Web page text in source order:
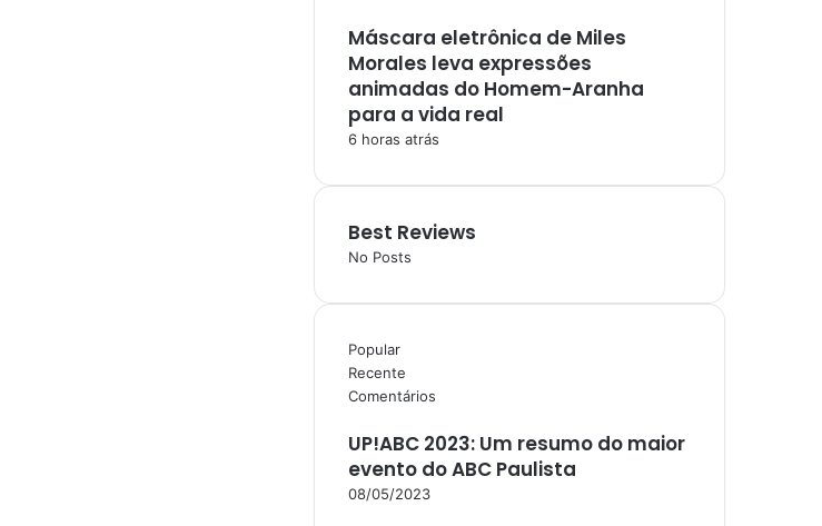
Máscara eletrônica de Miles
Morales leva expressões
animadas do Homem-Aranha
para a vida real
6 horas atrás
Best Reviews
No Posts
Popular
Recente
Comentários
UP!ABC 2023: Um resumo do maior
evento do ABC Paulista
08/05/2023